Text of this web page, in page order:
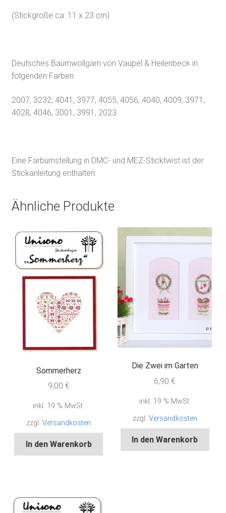
(Stickgröße ca. 11 x 23 cm)
Deutsches Baumwollgarn von Vaupel & Heilenbeck in
folgenden Farben:
2007, 3232, 4041, 3977, 4055, 4056, 4040, 4009, 3971,
4028, 4046, 3001, 3991, 2023
Eine Farbumstellung in DMC- und MEZ-Sticktwist ist der
Stickanleitung enthalten.
Ähnliche Produkte
Sommerherz
9,00 €
inkl. 19 % MwSt.
zzgl.Versandkosten
In den Warenkorb
Die Zwei im Garten
6,90€
inkl. 19 % MwSt.
zzgl. Versandkosten
In den Warenkorb